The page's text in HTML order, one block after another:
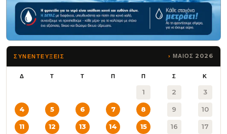
ΣΥΝΕΝΤΕΥΞΕΙΣ ΜΑΙΟΣ 2026
Δ Τ Τ Π Π Σ Κ
1 2 3
4 5 6 7 8 9 10
11 12 13 14 15 16 17